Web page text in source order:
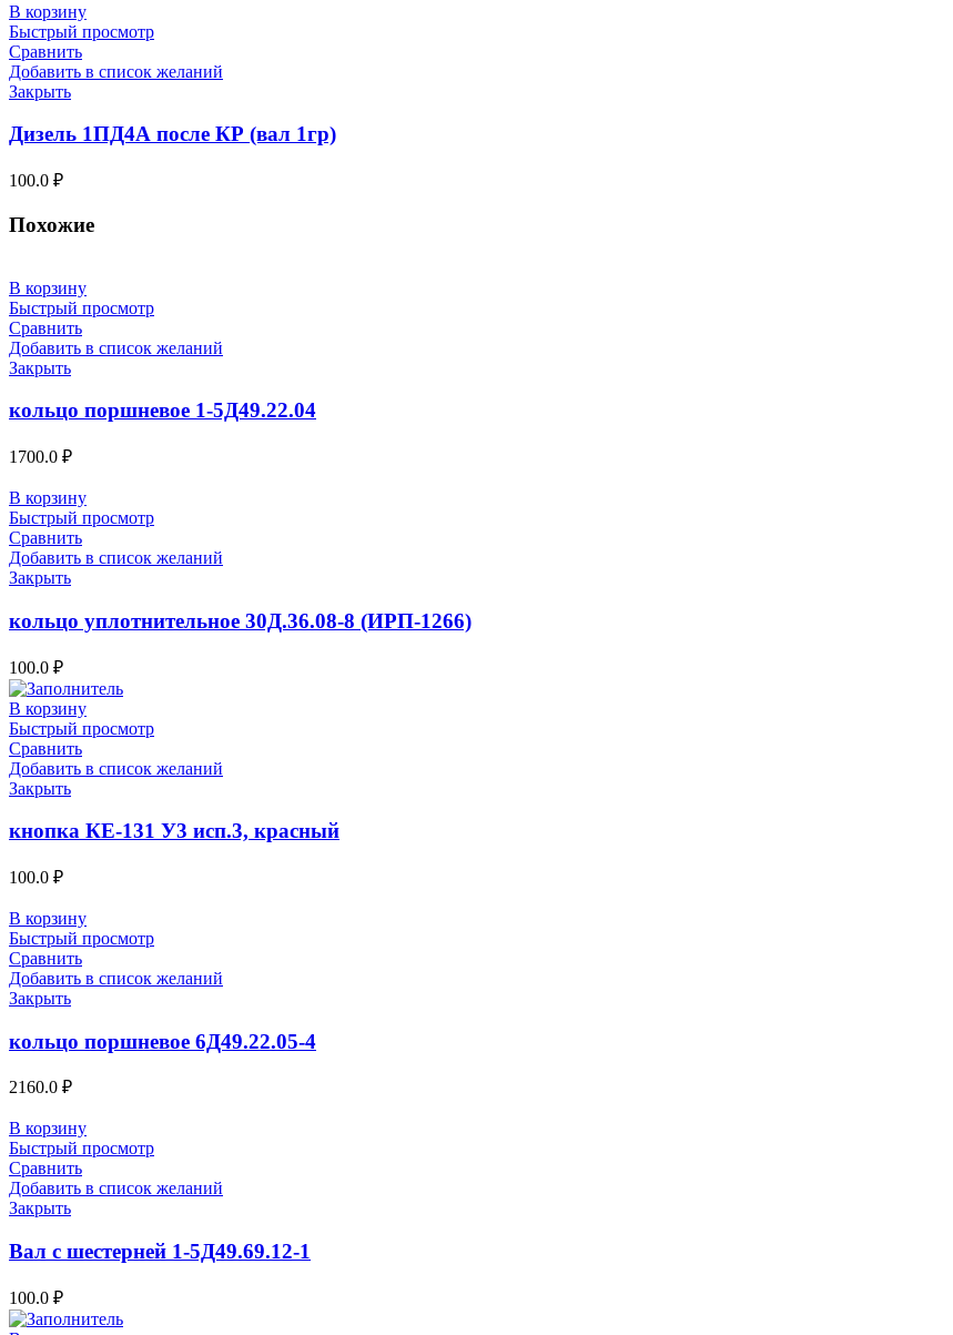
В корзину
Быстрый просмотр
Сравнить
Добавить в список желаний
Закрыть
Дизель 1ПД4А после КР (вал 1гр)
100.0 ₽
Похожие
В корзину
Быстрый просмотр
Сравнить
Добавить в список желаний
Закрыть
кольцо поршневое 1-5Д49.22.04
1700.0 ₽
В корзину
Быстрый просмотр
Сравнить
Добавить в список желаний
Закрыть
кольцо уплотнительное 30Д.36.08-8 (ИРП-1266)
100.0 ₽
В корзину
Быстрый просмотр
Сравнить
Добавить в список желаний
Закрыть
кнопка КЕ-131 У3 исп.3, красный
100.0 ₽
В корзину
Быстрый просмотр
Сравнить
Добавить в список желаний
Закрыть
кольцо поршневое 6Д49.22.05-4
2160.0 ₽
В корзину
Быстрый просмотр
Сравнить
Добавить в список желаний
Закрыть
Вал с шестерней 1-5Д49.69.12-1
100.0 ₽